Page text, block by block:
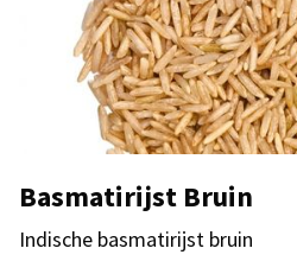
Basmatirijst Bruin
Indische basmatirijst bruin